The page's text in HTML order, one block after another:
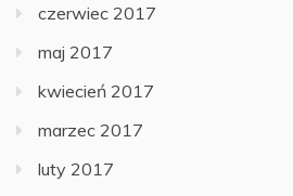
czerwiec 2017
maj 2017
kwiecień 2017
marzec 2017
luty 2017